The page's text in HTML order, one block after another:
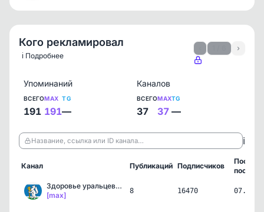
Кого рекламировал
ℹ️ Подробнее
›
Упоминаний
ВСЕГО
191
MAX
191
TG
—
Каналов
ВСЕГО
37
MAX
37
TG
—
Название, ссылка или ID канала… ℹ️
Канал Публикаций Подписчиков
пост
Здоровье уральцев|Минздр…
[max]
8 16470